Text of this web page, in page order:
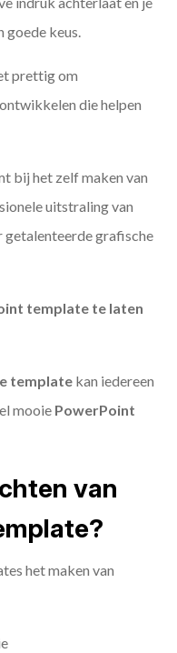
goede keus.
prettig om
die helpen
bij het zelf maken van
uitstraling van
getalenteerde grafische
template te laten
template kan iedereen
mooie PowerPoint
van
het maken van